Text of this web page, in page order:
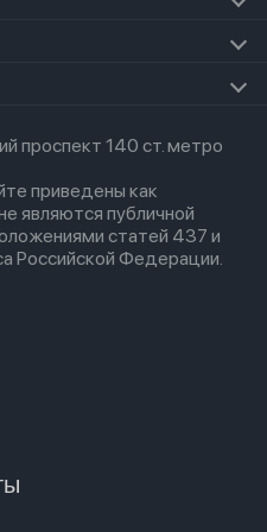
проспект 140 ст. метро
приведены как
являются публичной
статей 437 и
Российской Федерации.